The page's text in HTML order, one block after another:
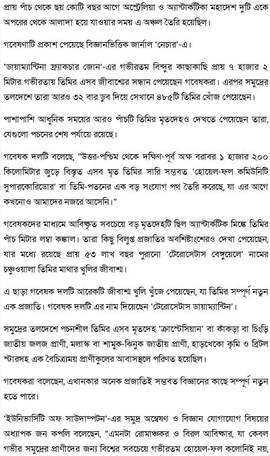
প্রায় পাঁচ থেকে ছয় কোটি বছর আগে অস্ট্রেলিয়া ও অ্যান্টার্কটিকা মহাদেশ দুটি একে
অপরের থেকে আলাদা হয়ে যাওয়ার সময় এ অঞ্চল তৈরি হয়েছিল।
গবেষণাটি প্রকাশ পেয়েছে বিজ্ঞানভিত্তিক জার্নাল ‘নেচার’-এ।
‘ডায়াম্যান্টিনা ফ্র্যাকচার জোন’-এর গভীরতম বিন্দুর কাছাকাছি প্রায় ৭ হাজার ২
মিটার গভীরতায় তিমির এসব জীবাশ্মের সন্ধান পেয়েছেন গবেষকরা। এরপর সমুদ্রের
তলদেশে তারা আরও ৩২ বার ডুব দিয়ে সেখানে ৪৮৫টি তিমির খোঁজ পেয়েছেন।
পাশাপাশি আধুনিক সময়ের আরও পাঁচটি তিমির মৃতদেহও দেখতে পেয়েছেন তারা,
যেগুলো পচনের শেষ পর্যায়ে রয়েছে।
গবেষক দলটি বলেছে, “উত্তর-পশ্চিম থেকে দক্ষিণ-পূর্ব অক্ষ বরাবর ১ হাজার ২০০
কিলোমিটার জুড়ে বিস্তৃত এসব মৃত তিমির সারি সম্ভবত ‘হোয়েল-ফল কমিউনিটি
সুপারকোরিডোর’ বা তিমি-পতনের এক বড় সংযোগ পথ তৈরি করেছে, যা এর আগে
কখনোও আমাদের নজরে আসেনি।”
গবেষকদের মাধ্যমে আবিষ্কৃত সবচেয়ে বড় মৃতদেহটি ছিল অ্যান্টার্কটিক মিঙ্কে তিমির
পাঁচ মিটার লম্বা কঙ্কাল। তারা কিছু বিলুপ্ত প্রজাতির অবশিষ্টাংশেরও দেখা পেয়েছেন,
যার মধ্যে রয়েছে প্রায় ৫৩ লাখ বছর পুরানো ‘টেরোসেটাস বেঙ্গুয়েলে’ নামের
চঞ্চুওয়ালা তিমির মাথার খুলির জীবাশ্ম।
এ ছাড়া গবেষক দলটি আরেকটি জীবাশ্ম খুলি খুঁজে পেয়েছেন, যা তিমির সম্পূর্ণ নতুন
এক প্রজাতি। গবেষক দলটি এর নাম দিয়েছেন ‘টেরোসেটাস ডায়াম্যান্টিন’।
সমুদ্রের তলদেশে পচনশীল তিমির এসব মৃতদেহ ‘ক্রাস্টেসিয়ান’ বা কাঁকড়া বা চিংড়ি
জাতীয় জলজ প্রাণী, মলাস্ক বা শামুক-ঝিনুক জাতীয় প্রাণী, হাড়খেকো কৃমি ও ব্রিটল
স্টারসহ এক বৈচিত্র্যময় প্রাণীকুলের আবাসস্থলে পরিণত হয়েছিল।
গবেষকরা বলেছেন, এখানকার অনেক প্রজাতিই সম্ভবত বিজ্ঞানের কাছে সম্পূর্ণ নতুন
হতে পারে।
‘ইউনিভার্সিটি অফ সাউদাম্পটন’-এর সমুদ্র অন্বেষণ ও বিজ্ঞান যোগাযোগ বিষয়ের
অধ্যাপক জন কপলি বলেছেন, “এমনটা রোমাঞ্চকর ও বিরল আবিষ্কার, যা কেবল
গভীর সমুদ্রের প্রাণীদের জন্য বিশ্বের সবচেয়ে গভীরতম হোয়েল-ফল কলোনিই নয়,